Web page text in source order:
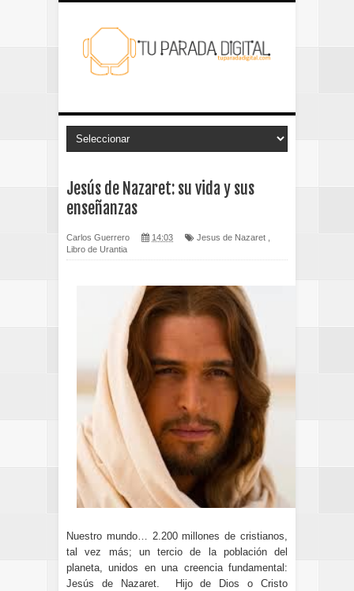
Jesús de Nazaret: su vida y sus
enseñanzas
Carlos Guerrero 14:03 Jesus de Nazaret
Libro de Urantia
Nuestro mundo… 2.200 millones de cristianos,
tal vez más; un tercio de la población del
planeta, unidos en una creencia fundamental:
Jesús de Nazaret. Hijo de Dios o Cristo